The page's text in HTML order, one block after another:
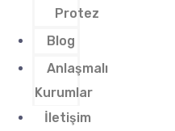
Protez
Blog
Anlaşmalı
Kurumlar
İletişim